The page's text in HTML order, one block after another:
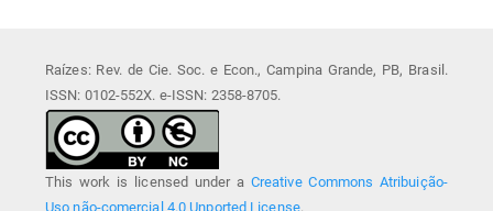
Raízes: Rev. de Cie. Soc. e Econ., Campina Grande, PB, Brasil.
ISSN: 0102-552X. e-ISSN: 2358-8705.
This work is licensed under a Creative Commons Atribuição-
Uso não-comercial 4.0 Unported License.